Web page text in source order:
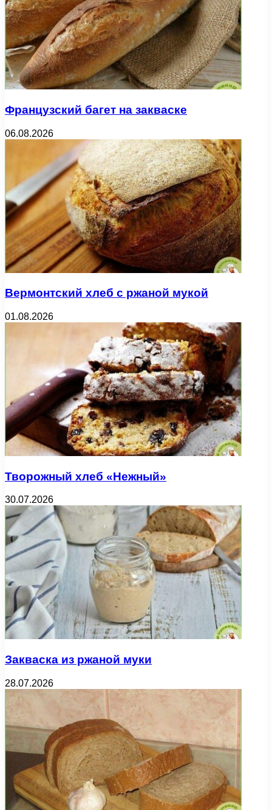
Французский багет на закваске
06.08.2026
Вермонтский хлеб с ржаной мукой
01.08.2026
Творожный хлеб «Нежный»
30.07.2026
Закваска из ржаной муки
28.07.2026